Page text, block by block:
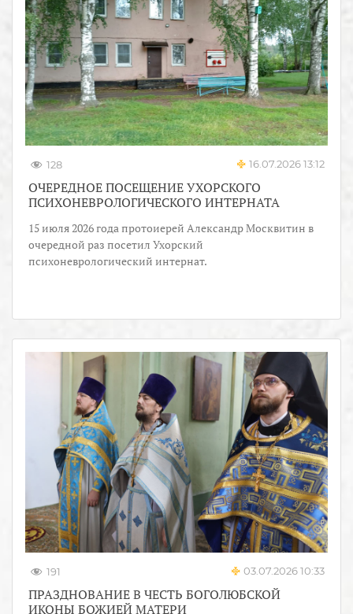
128 16.07.2026 13:12
ОЧЕРЕДНОЕ ПОСЕЩЕНИЕ УХОРСКОГО
ПСИХОНЕВРОЛОГИЧЕСКОГО ИНТЕРНАТА
15 июля 2026 года протоиерей Александр Москвитин в
очередной раз посетил Ухорский
психоневрологический интернат.
191 03.07.2026 10:33
ПРАЗДНОВАНИЕ В ЧЕСТЬ БОГОЛЮБСКОЙ
ИКОНЫ БОЖИЕЙ МАТЕРИ